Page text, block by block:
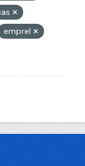
emprel